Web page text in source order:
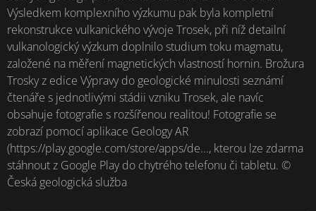
Výsledkem komplexního výzkumu pak byla kompletní
rekonstrukce vulkanického vývoje Trosek, při níž detailní
vulkanologický výzkum doplnilo studium toku magmatu,
založené na měření magnetických vlastností hornin. Brožura
Trosky z edice Výpravy do geologické minulosti seznámí
čtenáře s jednotlivými stádii vzniku Trosek, ale navíc
obsahuje fotografie s rozšířenou realitou! Fotografie se
zobrazí pomocí aplikace Geology AR
(https://play.google.com/store/apps/de..., kterou lze zdarma
stáhnout z Google Play do chytrého telefonu či tabletu. ©
Česká geologická služba